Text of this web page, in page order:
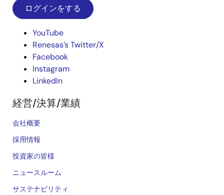
ログインをする
YouTube
Renesas’s Twitter/X
Facebook
Instagram
LinkedIn
経営/決算/業績
会社概要
採用情報
投資家の皆様
ニュースルーム
サステナビリティ